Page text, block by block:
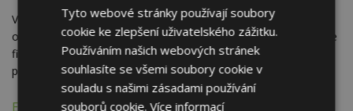
Výhradní dovozce vláknocementové střešní krytiny a fasádních
obkladů z produkce firem ETERNIT A.G. (SRN) a přírodní břidlice
firmy EUROSCHIEFER GALICIA S.L. (Španělsko) vč. technického
poradenství a montáže
EDILIZIO, spol. s r.o.
Tyto webové stránky používají soubory
cookie ke zlepšení uživatelského zážitku.
Používáním našich webových stránek
souhlasíte se všemi soubory cookie v
souladu s našimi zásadami používání
souborů cookie.Více informací